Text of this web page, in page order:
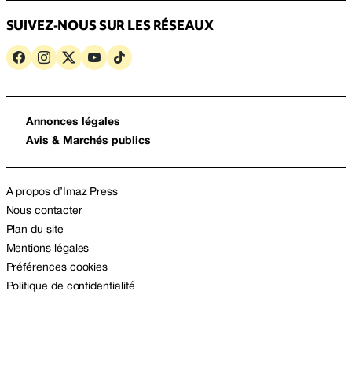
SUIVEZ-NOUS SUR LES RÉSEAUX
Annonces légales
Avis & Marchés publics
A propos d’Imaz Press
Nous contacter
Plan du site
Mentions légales
Préférences cookies
Politique de confidentialité